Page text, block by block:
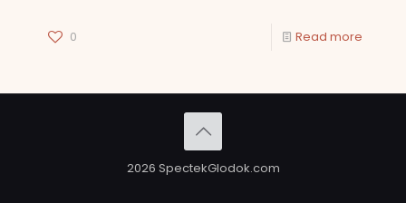
0 Read more
2026 SpectekGlodok.com